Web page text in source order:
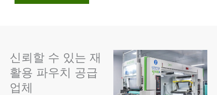
신뢰할 수 있는 재
활용 파우치 공급
업체